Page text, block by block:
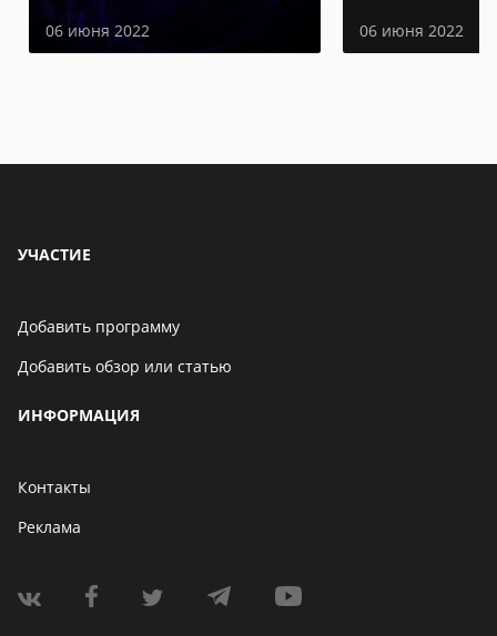
06 июня 2022 06 июня 2022
УЧАСТИЕ
Добавить программу
Добавить обзор или статью
ИНФОРМАЦИЯ
Контакты
Реклама